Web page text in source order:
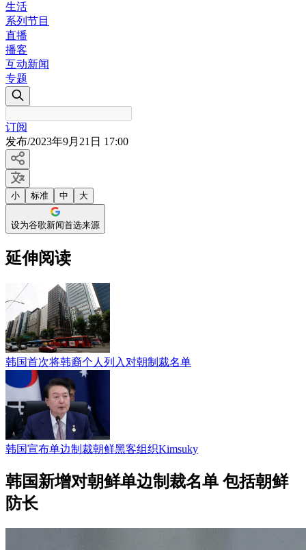
生活
系列节目
直播
播客
互动新闻
专题
订阅
发布/2023年9月21日 17:00
小 标准 中 大
设为谷歌新闻首选来源
延伸阅读
韩国首次将韩裔个人列入对朝制裁名单
韩国宣布单边制裁朝鲜黑客组织Kimsuky
韩国新增对朝鲜单边制裁名单 包括朝鲜
防长